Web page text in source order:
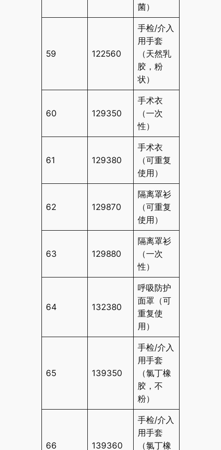
菌）
59 122560
手检/介入
用手套
（天然乳
胶，粉
状）
60 129350
手术衣
（一次
性）
61 129380
手术衣
（可重复
使用）
62 129870
隔离罩衫
（可重复
使用）
63 129880
隔离罩衫
（一次
性）
64 132380
呼吸防护
面罩（可
重复使
用）
65 139350
手检/介入
用手套
（氯丁橡
胶，不
粉）
66 139360
手检/介入
用手套
（氯丁橡